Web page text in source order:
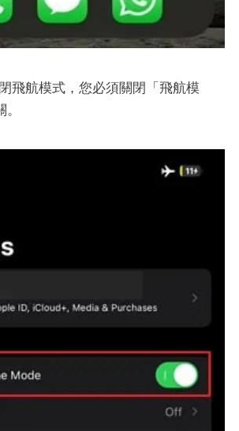
飛航模式，您必須關閉「飛航模